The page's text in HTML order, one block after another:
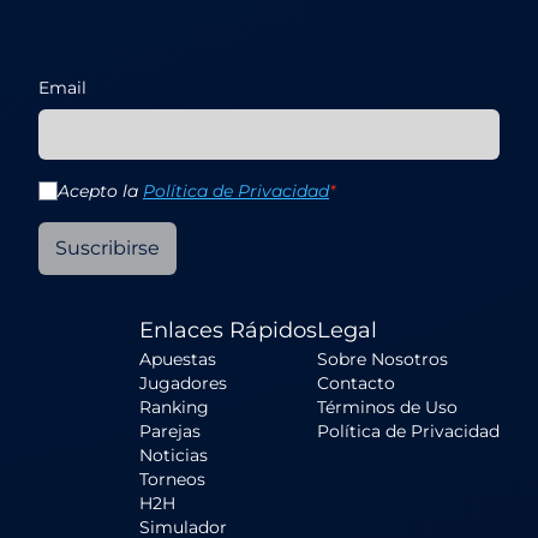
Email
Acepto la Política de Privacidad*
Suscribirse
Enlaces Rápidos
Apuestas
Jugadores
Ranking
Parejas
Noticias
Torneos
H2H
Simulador
Legal
Sobre Nosotros
Contacto
Términos de Uso
Política de Privacidad